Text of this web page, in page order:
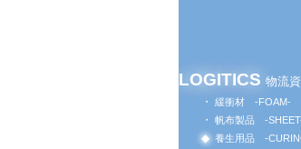
LOGITICS 物流
緩衝材 -FOAM-
帆布製品 -
養生用品 -